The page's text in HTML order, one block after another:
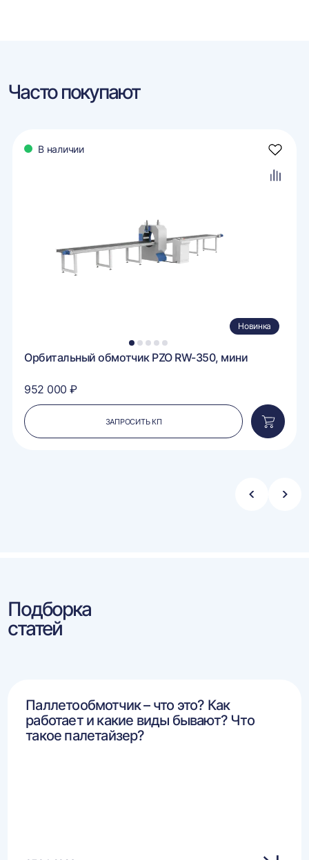
Часто покупают
В наличии
1 2 3 4 5
Новинка
Орбитальный обмотчик PZO RW-350, мини
952 000 ₽
ЗАПРОСИТЬ КП
в
Стрелка
Подборка
статей
Паллетообмотчик – что это? Как
работает и какие виды бывают? Что
такое палетайзер?